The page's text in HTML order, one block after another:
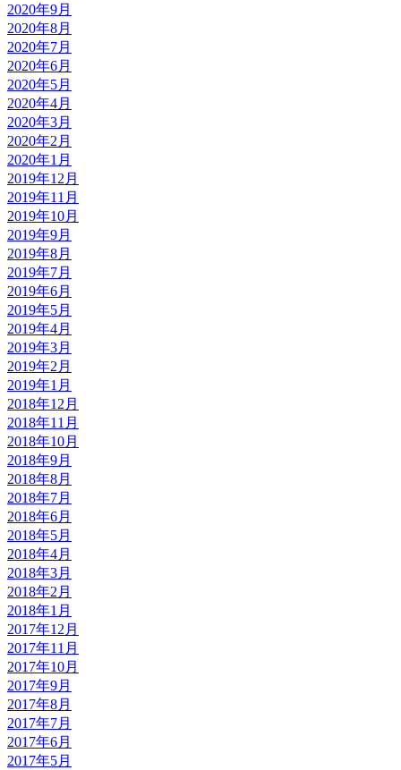
2020年9月
2020年8月
2020年7月
2020年6月
2020年5月
2020年4月
2020年3月
2020年2月
2020年1月
2019年12月
2019年11月
2019年10月
2019年9月
2019年8月
2019年7月
2019年6月
2019年5月
2019年4月
2019年3月
2019年2月
2019年1月
2018年12月
2018年11月
2018年10月
2018年9月
2018年8月
2018年7月
2018年6月
2018年5月
2018年4月
2018年3月
2018年2月
2018年1月
2017年12月
2017年11月
2017年10月
2017年9月
2017年8月
2017年7月
2017年6月
2017年5月